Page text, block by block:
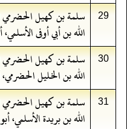
29 سلمة بن كهيل الحضرمي
الله بن أبي أوفى
30 سلمة بن كهيل الحضرمي
الله بن الخليل
31 سلمة بن كهيل الحضرمي
الله بن بريدة الأسلمي،